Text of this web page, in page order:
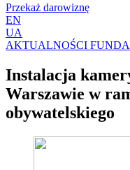
Przekaż darowiznę
EN
UA
AKTUALNOŚCI
Instalacja
Warszawie w
obywatelskiego